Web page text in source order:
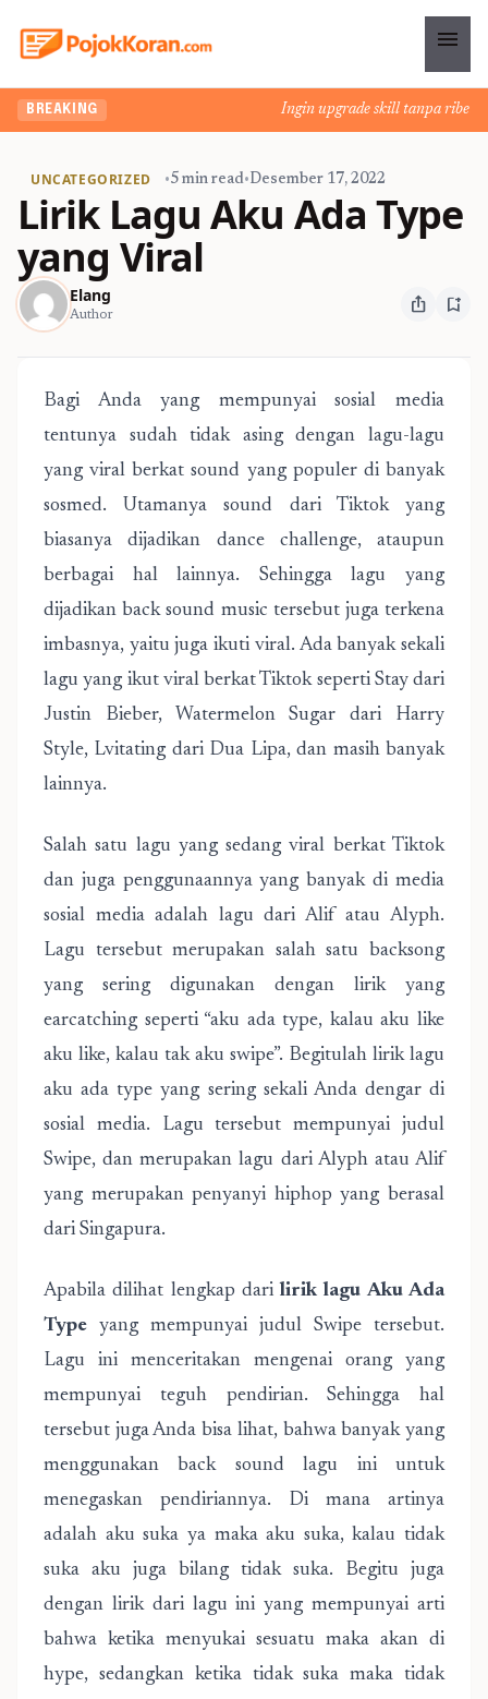
menu
BREAKING Ingin upgrade skill tanpa ribet?
UNCATEGORIZED •5 min read•Desember 17, 2022
Lirik Lagu Aku Ada Type
yang Viral
Elang
Author ios_share bookmark_add
Bagi Anda yang mempunyai sosial media
tentunya sudah tidak asing dengan lagu-lagu
yang viral berkat sound yang populer di banyak
sosmed. Utamanya sound dari Tiktok yang
biasanya dijadikan dance challenge, ataupun
berbagai hal lainnya. Sehingga lagu yang
dijadikan back sound music tersebut juga terkena
imbasnya, yaitu juga ikuti viral. Ada banyak sekali
lagu yang ikut viral berkat Tiktok seperti Stay dari
Justin Bieber, Watermelon Sugar dari Harry
Style, Lvitating dari Dua Lipa, dan masih banyak
lainnya.
Salah satu lagu yang sedang viral berkat Tiktok
dan juga penggunaannya yang banyak di media
sosial media adalah lagu dari Alif atau Alyph.
Lagu tersebut merupakan salah satu backsong
yang sering digunakan dengan lirik yang
earcatching seperti “aku ada type, kalau aku like
aku like, kalau tak aku swipe”. Begitulah lirik lagu
aku ada type yang sering sekali Anda dengar di
sosial media. Lagu tersebut mempunyai judul
Swipe, dan merupakan lagu dari Alyph atau Alif
yang merupakan penyanyi hiphop yang berasal
dari Singapura.
Apabila dilihat lengkap darilirik lagu Aku Ada
Type yang mempunyai judul Swipe tersebut.
Lagu ini menceritakan mengenai orang yang
mempunyai teguh pendirian. Sehingga hal
tersebut juga Anda bisa lihat, bahwa banyak yang
menggunakan back sound lagu ini untuk
menegaskan pendiriannya. Di mana artinya
adalah aku suka ya maka aku suka, kalau tidak
suka aku juga bilang tidak suka. Begitu juga
dengan lirik dari lagu ini yang mempunyai arti
bahwa ketika menyukai sesuatu maka akan di
hype, sedangkan ketika tidak suka maka tidak